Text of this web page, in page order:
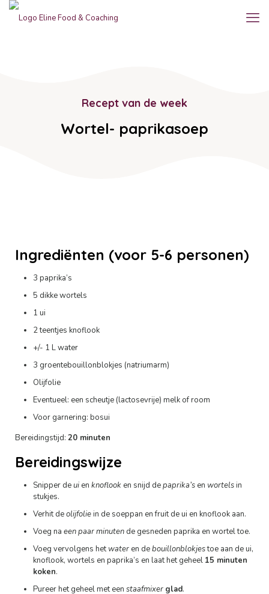
Recept van de week
Wortel- paprikasoep
Ingrediënten (voor 5-6 personen)
3 paprika’s
5 dikke wortels
1 ui
2 teentjes knoflook
+/- 1 L water
3 groentebouillonblokjes (natriumarm)
Olijfolie
Eventueel: een scheutje (lactosevrije) melk of room
Voor garnering: bosui
Bereidingstijd: 20 minuten
Bereidingswijze
Snipper deui en knoflook en snijd depaprika’s en wortelsin
stukjes.
Verhit deolijfoliein de soeppan en fruit de ui en knoflook aan.
Voeg na een paar minuten de gesneden paprika en wortel toe.
Voeg vervolgens hetwater en debouillonblokjestoe aan de ui,
knoflook, wortels en paprika’s en laat het geheel 15 minuten
koken.
Pureer het geheel met een staafmixer glad.